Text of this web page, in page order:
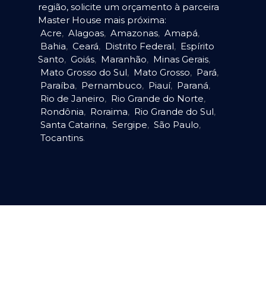
região, solicite um orçamento à parceira
Master House mais próxima:
Acre, Alagoas, Amazonas, Amapá,
Bahia, Ceará, Distrito Federal, Espírito
Santo, Goiás, Maranhão, Minas Gerais,
Mato Grosso do Sul, Mato Grosso, Pará,
Paraíba, Pernambuco, Piauí, Paraná,
Rio de Janeiro, Rio Grande do Norte,
Rondônia, Roraima, Rio Grande do Sul,
Santa Catarina, Sergipe, São Paulo,
Tocantins.